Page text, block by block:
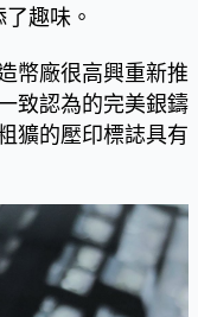
趣味。
幣廠很高興重新推
致認為的完美銀鑄
獷的壓印標誌具有